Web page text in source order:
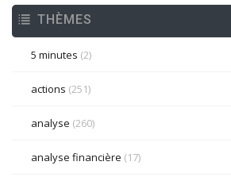
THÈMES
5 minutes (2)
actions (251)
analyse (260)
analyse financière (17)